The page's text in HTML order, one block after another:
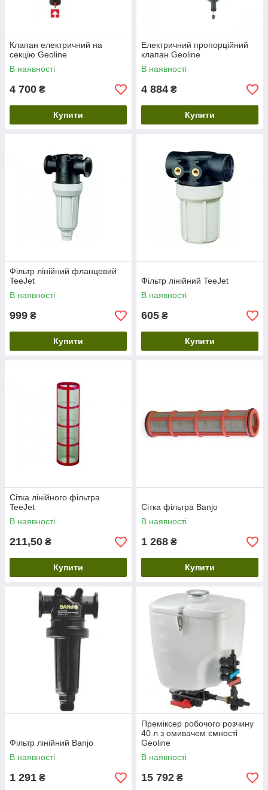
Клапан електричний на
секцію Geoline
В наявності
4 700 ₴
Купити
Електричний пропорційний
клапан Geoline
В наявності
4 884 ₴
Купити
Фільтр лінійний фланцевий
TeeJet
В наявності
999 ₴
Купити
Фільтр лінійний TeeJet
В наявності
605 ₴
Купити
Сітка лінійного фільтра
TeeJet
В наявності
211,50 ₴
Купити
Сітка фільтра Banjo
В наявності
1 268 ₴
Купити
Фільтр лінійний Banjo
В наявності
1 291 ₴
Преміксер робочого розчину
40 л з омивачем ємності
Geoline
В наявності
15 792 ₴